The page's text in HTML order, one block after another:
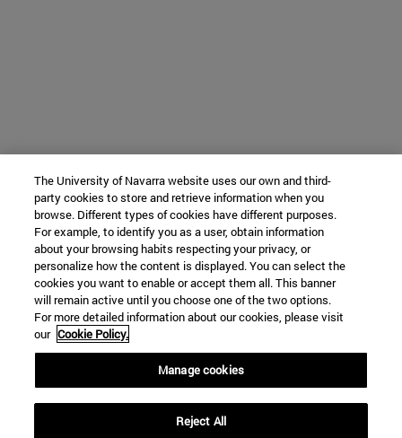
The University of Navarra website uses our own and third-
party cookies to store and retrieve information when you
browse. Different types of cookies have different purposes.
For example, to identify you as a user, obtain information
about your browsing habits respecting your privacy, or
personalize how the content is displayed. You can select the
cookies you want to enable or accept them all. This banner
will remain active until you choose one of the two options.
For more detailed information about our cookies, please visit
our Cookie Policy.
Manage cookies
Reject All